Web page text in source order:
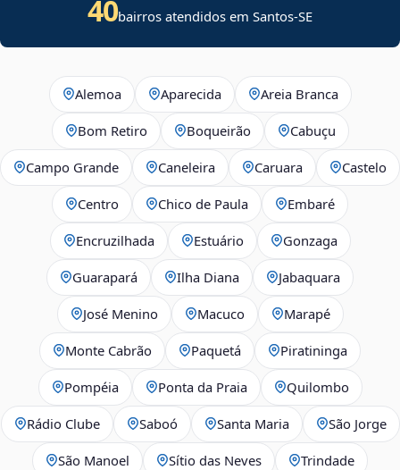
40bairros atendidos emSantos-SE
Alemoa Aparecida Areia Branca
Bom Retiro Boqueirão Cabuçu
Campo Grande Caneleira Caruara Castelo
Centro Chico de Paula Embaré
Encruzilhada Estuário Gonzaga
Guarapará Ilha Diana Jabaquara
José Menino Macuco Marapé
Monte Cabrão Paquetá Piratininga
Pompéia Ponta da Praia Quilombo
Rádio Clube Saboó Santa Maria São Jorge
São Manoel Sítio das Neves Trindade